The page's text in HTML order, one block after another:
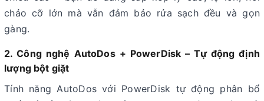
chảo cỡ lớn mà vẫn đảm bảo rửa sạch đều và gọn
gàng.
2. Công nghệ AutoDos + PowerDisk – Tự động định
lượng bột giặt
Tính năng AutoDos với PowerDisk tự động phân bổ